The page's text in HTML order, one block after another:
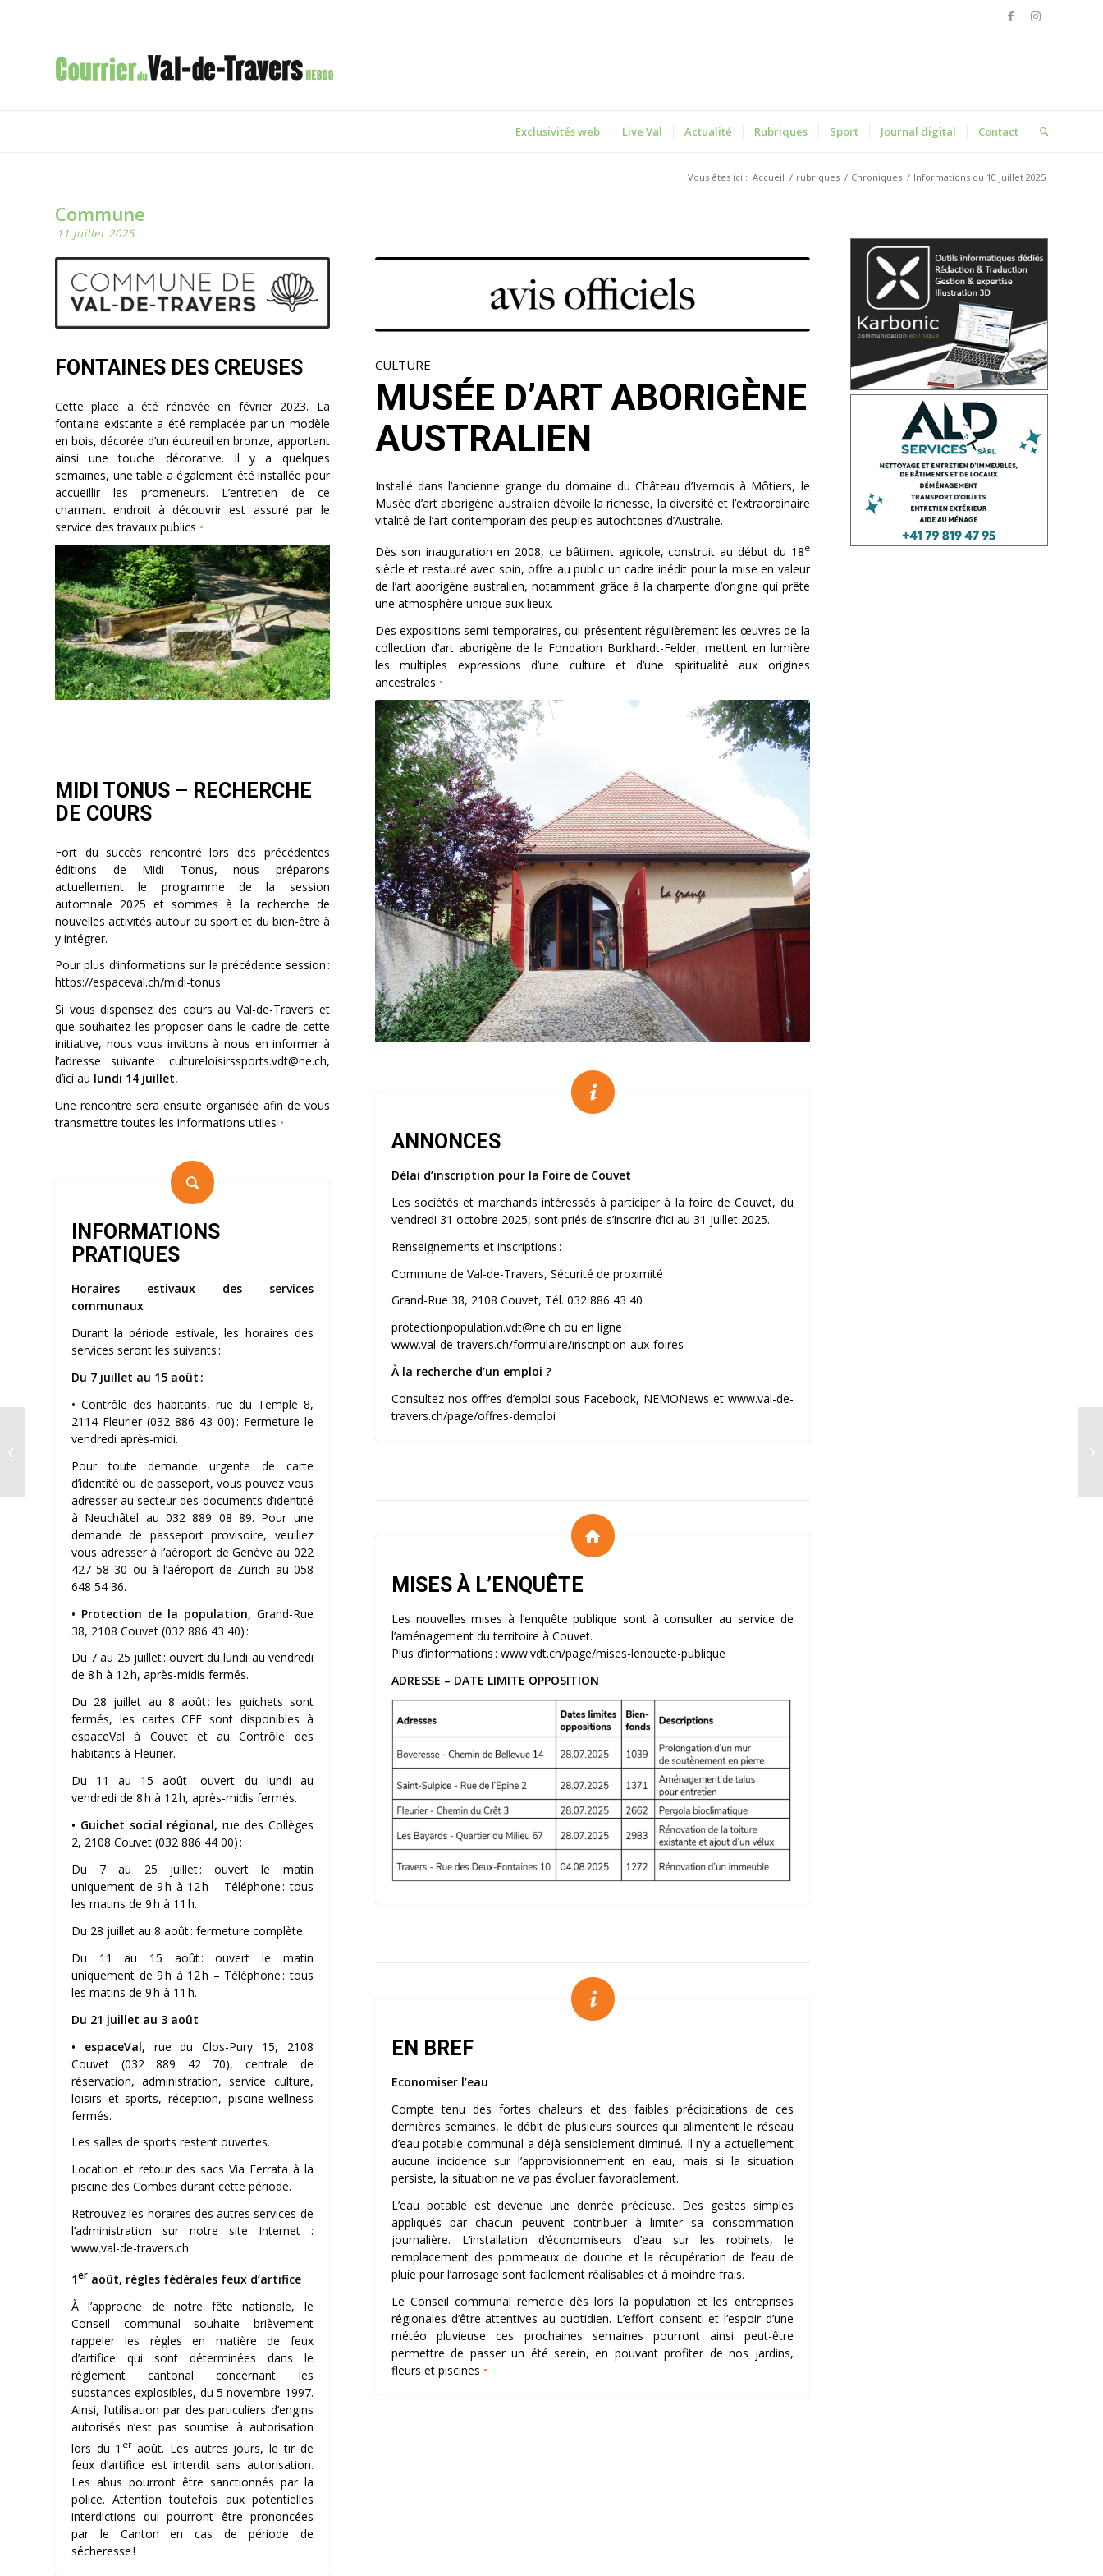
Exclusivités web Live Val Actualité Rubriques Sport Journal digital Contact
Vous êtes ici : Accueil / rubriques / Chroniques / Informations du 10 juillet 2025
Commune
11 juillet 2025
FONTAINES DES CREUSES
Cette place a été rénovée en février 2023. La
fontaine existante a été remplacée par un modèle
en bois, décorée d’un écureuil en bronze, apportant
ainsi une touche décorative. Il y a quelques
semaines, une table a également été installée pour
accueillir les promeneurs. L’entretien de ce
charmant endroit à découvrir est assuré par le
service des travaux publics •
MIDI TONUS – RECHERCHE
DE COURS
Fort du succès rencontré lors des précédentes
éditions de Midi Tonus, nous préparons
actuellement le programme de la session
automnale 2025 et sommes à la recherche de
nouvelles activités autour du sport et du bien-être à
y intégrer.
Pour plus d’informations sur la précédente session :
https://espaceval.ch/midi-tonus
Si vous dispensez des cours au Val-de-Travers et
que souhaitez les proposer dans le cadre de cette
initiative, nous vous invitons à nous en informer à
l’adresse suivante : cultureloisirssports.vdt@ne.ch,
d’ici au lundi 14 juillet.
Une rencontre sera ensuite organisée afin de vous
transmettre toutes les informations utiles •
INFORMATIONS
PRATIQUES
Horaires estivaux des services
communaux
Durant la période estivale, les horaires des
services seront les suivants :
Du 7 juillet au 15 août :
• Contrôle des habitants, rue du Temple 8,
2114 Fleurier (032 886 43 00) : Fermeture le
vendredi après-midi.
Pour toute demande urgente de carte
d’identité ou de passeport, vous pouvez vous
adresser au secteur des documents d’identité
à Neuchâtel au 032 889 08 89. Pour une
demande de passeport provisoire, veuillez
vous adresser à l’aéroport de Genève au 022
427 58 30 ou à l’aéroport de Zurich au 058
648 54 36.
• Protection de la population, Grand-Rue
38, 2108 Couvet (032 886 43 40) :
Du 7 au 25 juillet : ouvert du lundi au vendredi
de 8 h à 12 h, après-midis fermés.
Du 28 juillet au 8 août : les guichets sont
fermés, les cartes CFF sont disponibles à
espaceVal à Couvet et au Contrôle des
habitants à Fleurier.
Du 11 au 15 août : ouvert du lundi au
vendredi de 8 h à 12 h, après-midis fermés.
• Guichet social régional, rue des Collèges
2, 2108 Couvet (032 886 44 00) :
Du 7 au 25 juillet : ouvert le matin
uniquement de 9 h à 12 h – Téléphone : tous
les matins de 9 h à 11 h.
Du 28 juillet au 8 août : fermeture complète.
Du 11 au 15 août : ouvert le matin
uniquement de 9 h à 12 h – Téléphone : tous
les matins de 9 h à 11 h.
Du 21 juillet au 3 août
•
espaceVal, rue du Clos-Pury 15, 2108
Couvet (032 889 42 70), centrale de
réservation, administration, service culture,
loisirs et sports, réception, piscine-wellness
fermés.
Les salles de sports restent ouvertes.
Location et retour des sacs Via Ferrata à la
piscine des Combes durant cette période.
Retrouvez les horaires des autres services de
l’administration sur notre site Internet :
www.val-de-travers.ch
1er août, règles fédérales feux d’artifice
À l’approche de notre fête nationale, le
Conseil communal souhaite brièvement
rappeler les règles en matière de feux
d’artifice qui sont déterminées dans le
règlement cantonal concernant les
substances explosibles, du 5 novembre 1997.
Ainsi, l’utilisation par des particuliers d’engins
autorisés n’est pas soumise à autorisation
lors du 1 eraoût. Les autres jours, le tir de
feux d’artifice est interdit sans autorisation.
Les abus pourront être sanctionnés par la
police. Attention toutefois aux potentielles
interdictions qui pourront être prononcées
par le Canton en cas de période de
sécheresse !
CULTURE
MUSÉE D’ART ABORIGÈNE
AUSTRALIEN
Installé dans l’ancienne grange du domaine du Château d’Ivernois à Môtiers, le
Musée d’art aborigène australien dévoile la richesse, la diversité et l’extraordinaire
vitalité de l’art contemporain des peuples autochtones d’Australie.
Dès son inauguration en 2008, ce bâtiment agricole, construit au début du 18e
siècle et restauré avec soin, offre au public un cadre inédit pour la mise en valeur
de l’art aborigène australien, notamment grâce à la charpente d’origine qui prête
une atmosphère unique aux lieux.
Des expositions semi-temporaires, qui présentent régulièrement les œuvres de la
collection d’art aborigène de la Fondation Burkhardt-Felder, mettent en lumière
les multiples expressions d’une culture et d’une spiritualité aux origines
ancestrales •
ANNONCES
Délai d’inscription pour la Foire de Couvet
Les sociétés et marchands intéressés à participer à la foire de Couvet, du
vendredi 31 octobre 2025, sont priés de s’inscrire d’ici au 31 juillet 2025.
Renseignements et inscriptions :
Commune de Val-de-Travers, Sécurité de proximité
Grand-Rue 38, 2108 Couvet, Tél. 032 886 43 40
protectionpopulation.vdt@ne.ch ou en ligne :
www.val-de-travers.ch/formulaire/inscription-aux-foires-
À la recherche d’un emploi ?
Consultez nos offres d’emploi sous Facebook, NEMONews et www.val-de-
travers.ch/page/offres-demploi
MISES À L’ENQUÊTE
Les nouvelles mises à l’enquête publique sont à consulter au service de
l’aménagement du territoire à Couvet.
Plus d’informations : www.vdt.ch/page/mises-lenquete-publique
ADRESSE – DATE LIMITE OPPOSITION
EN BREF
Economiser l’eau
Compte tenu des fortes chaleurs et des faibles précipitations de ces
dernières semaines, le débit de plusieurs sources qui alimentent le réseau
d’eau potable communal a déjà sensiblement diminué. Il n’y a actuellement
aucune incidence sur l’approvisionnement en eau, mais si la situation
persiste, la situation ne va pas évoluer favorablement.
L’eau potable est devenue une denrée précieuse. Des gestes simples
appliqués par chacun peuvent contribuer à limiter sa consommation
journalière. L’installation d’économiseurs d’eau sur les robinets, le
remplacement des pommeaux de douche et la récupération de l’eau de
pluie pour l’arrosage sont facilement réalisables et à moindre frais.
Le Conseil communal remercie dès lors la population et les entreprises
régionales d’être attentives au quotidien. L’effort consenti et l’espoir d’une
météo pluvieuse ces prochaines semaines pourront ainsi peut-être
permettre de passer un été serein, en pouvant profiter de nos jardins,
fleurs et piscines •
SCAV: nouvelles dispositions